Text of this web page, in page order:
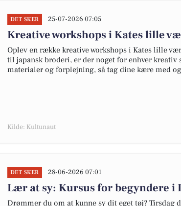
DET SKER 25-07-2026 07:05
Kreative workshops i Kates lille
Oplev en række kreative workshops i Kates lille
til japansk broderi, er der noget for enhver
materialer og forplejning, så tag dine kære med
Kilde: Kultunaut
DET SKER 28-06-2026 07:01
Lær at sy: Kursus for begyndere i
Drømmer du om at kunne sy dit eget tøj? Tirsdag